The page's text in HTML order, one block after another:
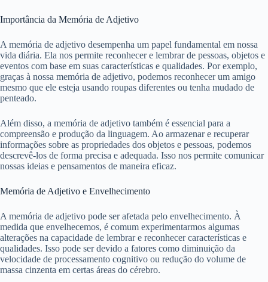
Importância da Memória de Adjetivo
A memória de adjetivo desempenha um papel fundamental em nossa
vida diária. Ela nos permite reconhecer e lembrar de pessoas, objetos e
eventos com base em suas características e qualidades. Por exemplo,
graças à nossa memória de adjetivo, podemos reconhecer um amigo
mesmo que ele esteja usando roupas diferentes ou tenha mudado de
penteado.
Além disso, a memória de adjetivo também é essencial para a
compreensão e produção da linguagem. Ao armazenar e recuperar
informações sobre as propriedades dos objetos e pessoas, podemos
descrevê-los de forma precisa e adequada. Isso nos permite comunicar
nossas ideias e pensamentos de maneira eficaz.
Memória de Adjetivo e Envelhecimento
A memória de adjetivo pode ser afetada pelo envelhecimento. À
medida que envelhecemos, é comum experimentarmos algumas
alterações na capacidade de lembrar e reconhecer características e
qualidades. Isso pode ser devido a fatores como diminuição da
velocidade de processamento cognitivo ou redução do volume de
massa cinzenta em certas áreas do cérebro.